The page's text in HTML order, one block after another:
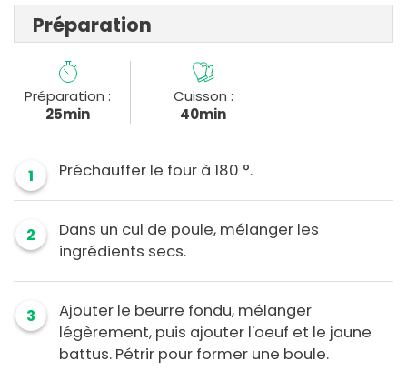
Préparation
Préparation :
25min
Cuisson :
40min
1 Préchauffer le four à 180 °.
2
Dans un cul de poule, mélanger les
ingrédients secs.
3
Ajouter le beurre fondu, mélanger
légèrement, puis ajouter l'oeuf et le jaune
battus. Pétrir pour former une boule.